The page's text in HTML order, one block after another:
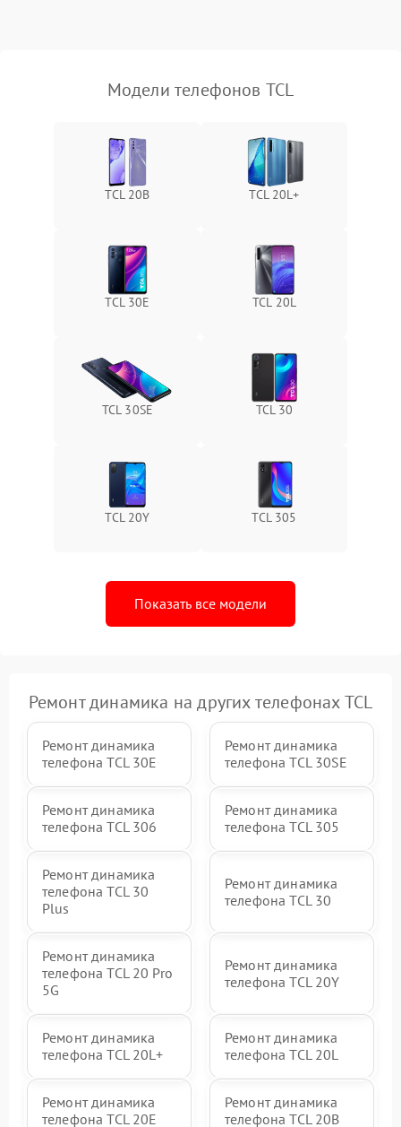
Модели телефонов TCL
TCL 20B TCL 20L+
TCL 30Е TCL 20L
TCL 30SE TCL 30
TCL 20Y TCL 305
Показать все модели
Ремонт динамика на других телефонах TCL
Ремонт динамика
телефона TCL 30Е
Ремонт динамика
телефона TCL 30SE
Ремонт динамика
телефона TCL 306
Ремонт динамика
телефона TCL 305
Ремонт динамика
телефона TCL 30
Plus
Ремонт динамика
телефона TCL 30
Ремонт динамика
телефона TCL 20 Pro
5G
Ремонт динамика
телефона TCL 20Y
Ремонт динамика
телефона TCL 20L+
Ремонт динамика
телефона TCL 20L
Ремонт динамика
телефона TCL 20E
Ремонт динамика
телефона TCL 20B